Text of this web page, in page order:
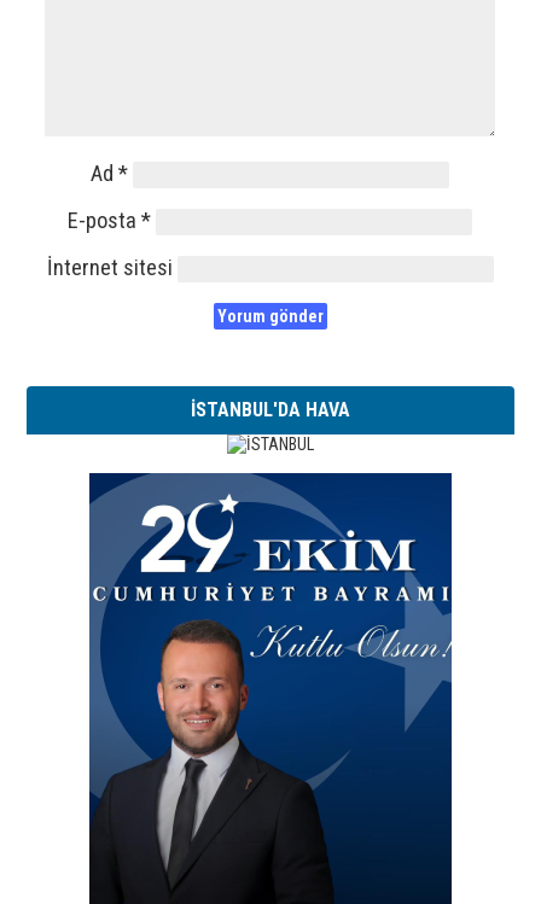
Ad*
E-posta*
İnternet sitesi
İSTANBUL'DA HAVA